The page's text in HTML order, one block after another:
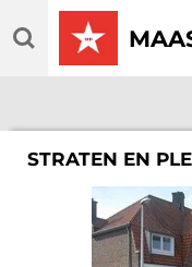
direct
STRATEN EN